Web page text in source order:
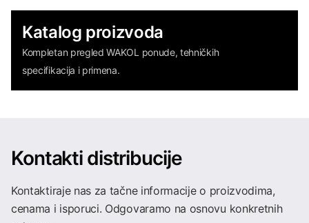
Katalog proizvoda
Kompletan pregled WAKOL ponude, tehničkih
specifikacija i primena.
Kontakti distribucije
Kontaktiraje nas za tačne informacije o proizvodima,
cenama i isporuci. Odgovaramo na osnovu konkretnih